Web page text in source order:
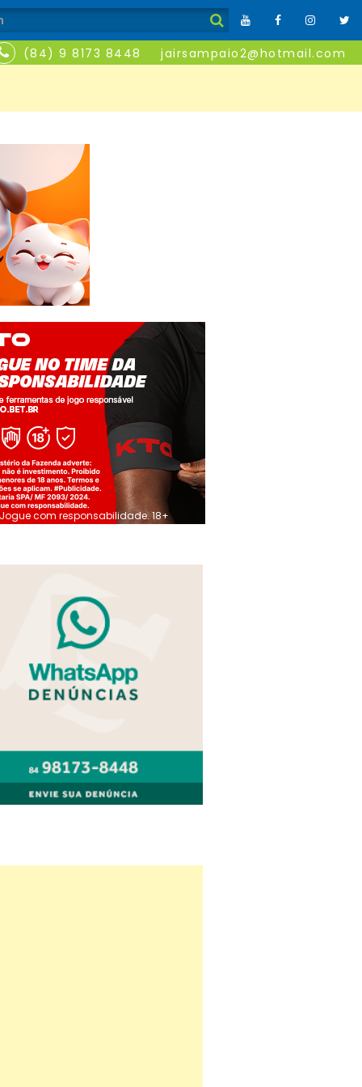
(84) 9 8173 8448 jairsampaio2@hotmail.com
Jogue com responsabilidade. 18+